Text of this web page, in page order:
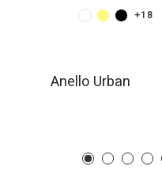
Anello Urban
+18